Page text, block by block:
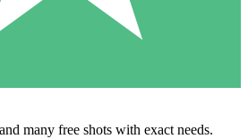
many free shots with exact needs.